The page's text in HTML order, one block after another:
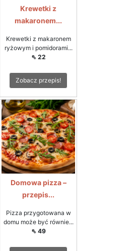
Krewetki z
makaronem...
Krewetki z makaronem
ryżowym i pomidorami...
⇖ 22
Zobacz przepis!
Domowa pizza –
przepis...
Pizza przygotowana w
domu może być równie...
⇖ 49